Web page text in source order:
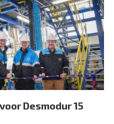
Desmodur 15